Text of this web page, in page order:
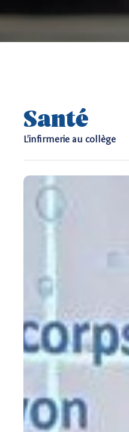
Santé
L’infirmerie au collège